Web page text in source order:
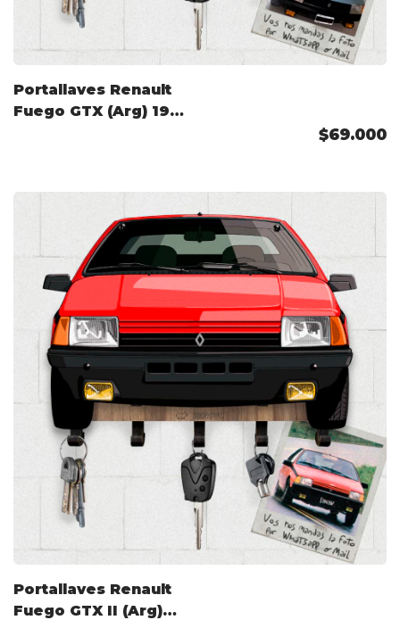
Portallaves Renault
Fuego GTX (Arg) 1982
$69.000
Portallaves Renault
Fuego GTX II (Arg)